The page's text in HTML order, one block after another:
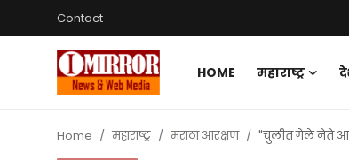
Contact
HOME महाराष्ट्र
Login
Home महाराष्ट्र मराठा आरक्षण "चुलीत गेले नेते